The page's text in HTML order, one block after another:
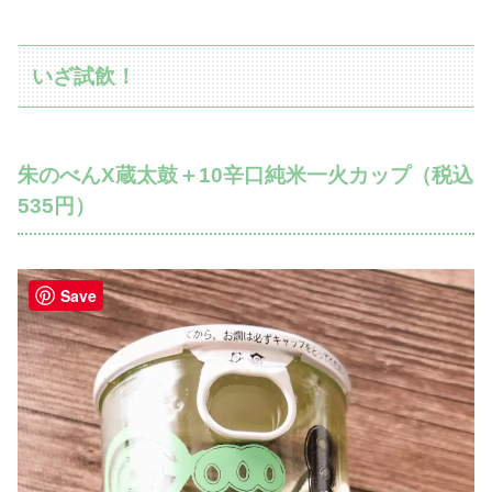
いざ試飲！
朱のべんX蔵太鼓＋10辛口純米一火カップ（税込
535円）
Save